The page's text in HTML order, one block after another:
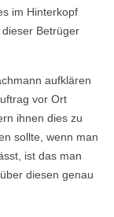
im Hinterkopf
Betrüger
aufklären
vor Ort
ihnen dies zu
sollte, wenn man
ist das man
diesen genau